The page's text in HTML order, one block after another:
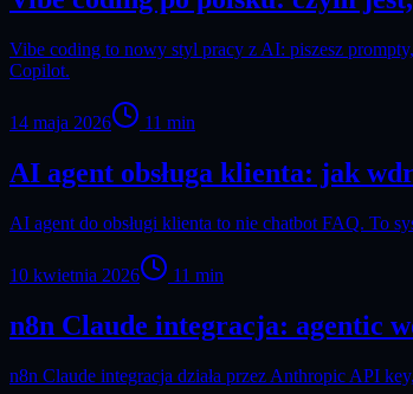
Vibe coding to nowy styl pracy z AI: piszesz
Copilot.
14 maja 2026 11 min
AI agent obsługa klienta: jak
AI agent do obsługi klienta to nie chatbot FAQ. To
10 kwietnia 2026 11 min
n8n Claude integracja: agentic
n8n Claude integracja działa przez Anthropic API